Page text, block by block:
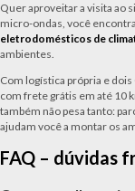
Quer aproveitar a visita ao
micro-ondas, você
eletrodomésticos de
ambientes.
Com logística própria e
com frete grátis em até 10
também não pesa tanto:
ajudam você a montar os
FAQ – dúvidas